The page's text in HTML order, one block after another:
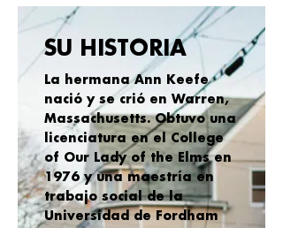
SU HISTORIA
La hermana Ann Keefe
nació y se crió en Warren,
Massachusetts. Obtuvo una
licenciatura en el College
of Our Lady of the Elms en
1976 y una maestría en
trabajo social de la
Universidad de Fordham